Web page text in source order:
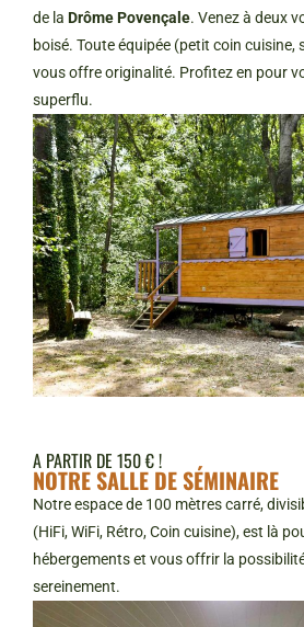
de la Drôme Povençale. Venez à deux
boisé. Toute équipée (petit coin cuisine,
vous offre originalité. Profitez en pour
superflu.
A PARTIR DE 150 € !
NOTRE SALLE DE SÉMINAIRE
Notre espace de 100 mètres carré,
(HiFi, WiFi, Rétro, Coin cuisine), est là
hébergements et vous offrir la
sereinement.